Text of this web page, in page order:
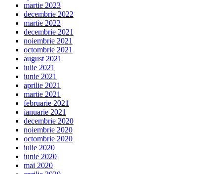
martie 2023
decembrie 2022
martie 2022
decembrie 2021
noiembrie 2021
octombrie 2021
august 2021
iulie 2021
iunie 2021
aprilie 2021
martie 2021
februarie 2021
ianuarie 2021
decembrie 2020
noiembrie 2020
octombrie 2020
iulie 2020
iunie 2020
mai 2020